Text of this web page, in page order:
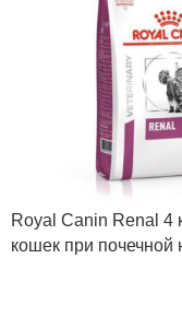
Royal Canin Renal 4
кошек при почечной